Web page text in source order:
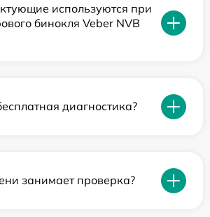
используются при
бинокля Veber NVB
диагностика?
занимает проверка?